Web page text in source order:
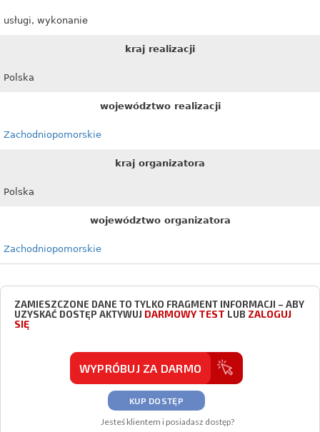
usługi, wykonanie
kraj realizacji
Polska
województwo realizacji
Zachodniopomorskie
kraj organizatora
Polska
województwo organizatora
Zachodniopomorskie
ZAMIESZCZONE DANE TO TYLKO FRAGMENT INFORMACJI – ABY
UZYSKAĆ DOSTĘP AKTYWUJ DARMOWY TEST LUB ZALOGUJ
SIĘ
WYPRÓBUJ ZA DARMO
KUP DOSTĘP
Jesteś klientem i posiadasz dostęp?